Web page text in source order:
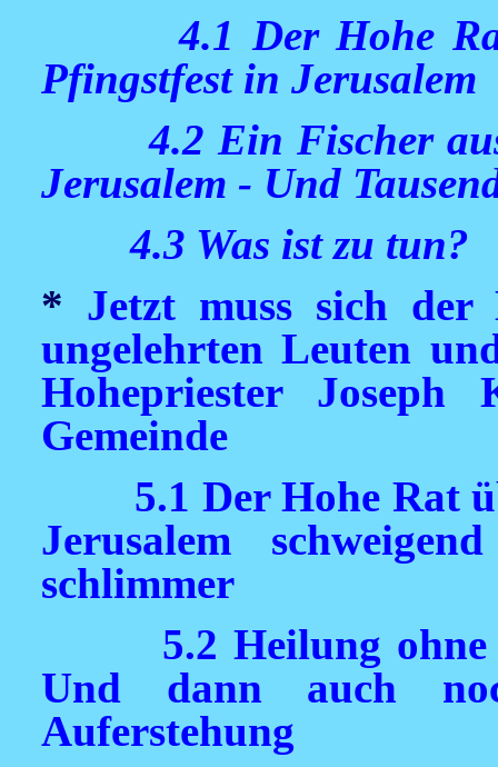
4.1 Der Hohe
Pfingstfest in Jerusalem
4.2 Ein Fischer
Jerusalem - Und
4.3 Was ist zu tun?
* Jetzt muss sich der
ungelehrten Leuten
Hohepriester Joseph
Gemeinde
5.1 Der Hohe Rat
Jerusalem
schlimmer
5.2 Heilung
Und dann auch
Auferstehung